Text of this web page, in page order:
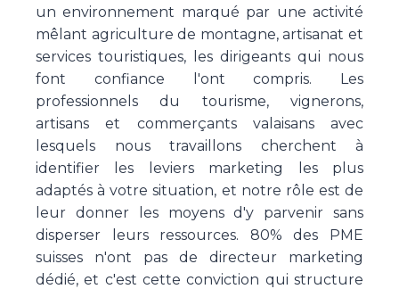
un environnement marqué par une activité
mêlant agriculture de montagne, artisanat et
services touristiques, les dirigeants qui nous
font confiance l'ont compris. Les
professionnels du tourisme, vignerons,
artisans et commerçants valaisans avec
lesquels nous travaillons cherchent à
identifier les leviers marketing les plus
adaptés à votre situation, et notre rôle est de
leur donner les moyens d'y parvenir sans
disperser leurs ressources. 80% des PME
suisses n'ont pas de directeur marketing
dédié, et c'est cette conviction qui structure